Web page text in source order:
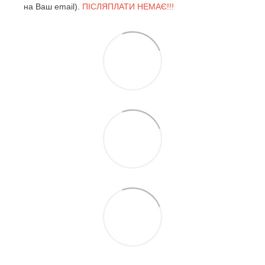
на Ваш email). ПІСЛЯПЛАТИ НЕМАЄ!!!